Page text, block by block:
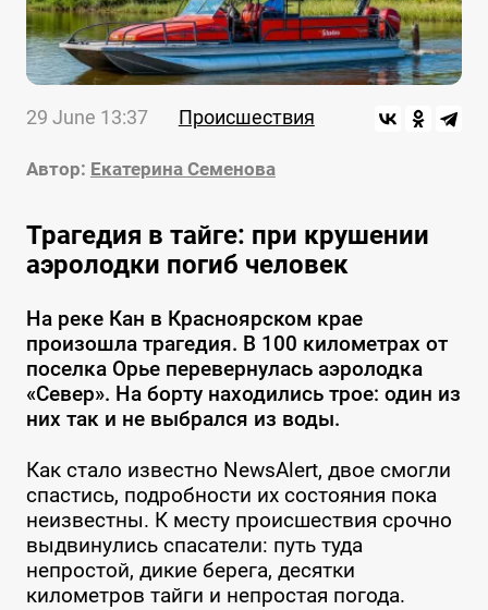
29 June 13:37 Происшествия
Автор: Екатерина Семенова
Трагедия в тайге: при крушении
аэролодки погиб человек
На реке Кан в Красноярском крае
произошла трагедия. В 100 километрах от
поселка Орье перевернулась аэролодка
«Север». На борту находились трое: один из
них так и не выбрался из воды.
Как стало известно NewsAlert, двое смогли
спастись, подробности их состояния пока
неизвестны. К месту происшествия срочно
выдвинулись спасатели: путь туда
непростой, дикие берега, десятки
километров тайги и непростая погода.